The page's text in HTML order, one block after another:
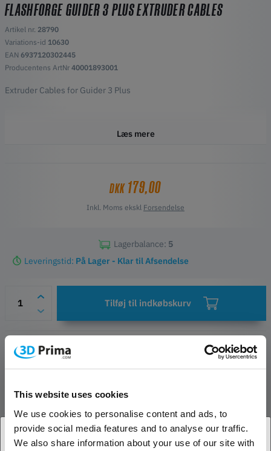
This website uses cookies
We use cookies to personalise content and ads, to
provide social media features and to analyse our traffic.
We also share information about your use of our site with
FLASHFORGE GUIDER 3 PLUS EXTRUDER CABLES
Artikel nr. 28790
Variations-id 10630
EAN 6937120302445
Producentens ArtNr 40001893001
Extruder Cables for Guider 3 Plus
Læs mere
DKK179,00
Inkl. Moms ekskl Forsendelse
Lagerbalance: 5
Leveringstid: På Lager - Klar til Afsendelse
Tilføj til indkøbskurv
PRODUKT BESKRIVELSE
Extruder Cables for Guider 3 Plus